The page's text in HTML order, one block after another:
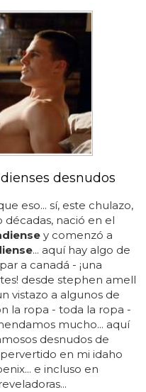
desnudos
eso... sí, este chulazo,
nació en el
y comenzó a
... aquí hay algo de
a canadá - ¡una
desde stephen amell
vistazo a algunos de
la ropa - toda la ropa -
mucho... aquí
desnudos de
en mi idaho
e incluso en